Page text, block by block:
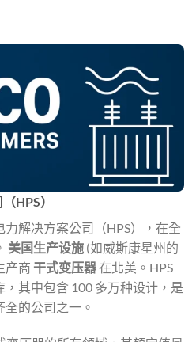
HPS）
解决方案公司（HPS），在全
美国生产设施 (如威斯康星州的
产商 干式变压器在北美。HPS
其中包含 100 多万种设计，是
的公司之一。